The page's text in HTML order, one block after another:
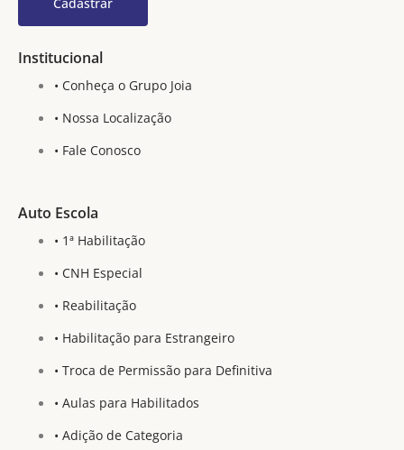
Institucional
• Conheça o Grupo Joia
• Nossa Localização
• Fale Conosco
Auto Escola
• 1ª Habilitação
• CNH Especial
• Reabilitação
• Habilitação para Estrangeiro
• Troca de Permissão para Definitiva
• Aulas para Habilitados
• Adição de Categoria